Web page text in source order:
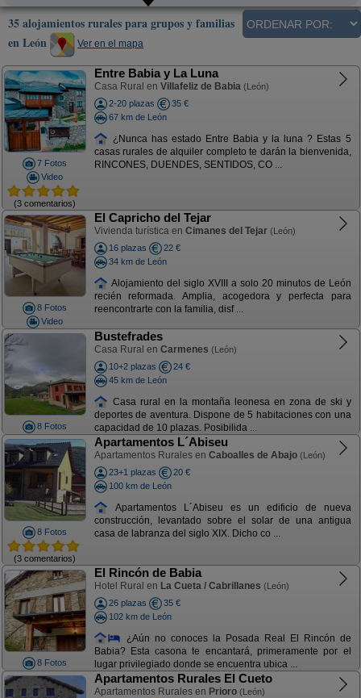
35 alojamientos rurales para grupos y familias
en León
Ver en el mapa
7 Fotos
Video
(3 comentarios)
Entre Babia y La Luna
Casa Rural en Villafeliz de Babia (León)
2-20 plazas
35 €
67 km de León
¿Nunca has estado Entre Babia y la luna ? Estas 5
casas rurales de alquiler completo te darán la bienvenida,
RINCONES, DUENDES, SENTIDOS, CO ...
8 Fotos
Video
El Capricho del Tejar
Vivienda turística en Cimanes del Tejar (León)
16 plazas
22 €
34 km de León
Alojamiento del siglo XVIII a solo 20 minutos de León
recién reformada. Amplia, acogedora y perfecta para
reencontrarte con la familia, disf ...
8 Fotos
Bustefrades
Casa Rural en Carmenes (León)
10+2 plazas
24 €
45 km de León
Casa rural en la montaña leonesa en zona de ski y
deportes de aventura. Dispone de 5 habitaciones con una
capacidad de 10 plazas. Posibilida ...
8 Fotos
(3 comentarios)
Apartamentos L´Abiseu
Apartamentos Rurales en Caboalles de Abajo (León)
23+1 plazas
20 €
100 km de León
Apartamentos L´Abiseu es un edificio de nueva
construcción, levantado sobre el solar de una antigua
casa de labranza del siglo XIX. Dicho co ...
8 Fotos
El Rincón de Babia
Hotel Rural en La Cueta / Cabrillanes (León)
26 plazas
35 €
102 km de León
¿Aún no conoces la Posada Real El Rincón de
Babia? Esta casona te encantará, primeramente por el
lugar privilegiado donde se encuentra ubica ...
Apartamentos Rurales El Cueto
Apartamentos Rurales en Prioro (León)